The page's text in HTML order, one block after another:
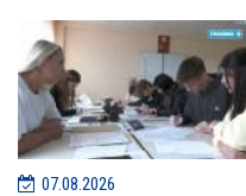
07.08.2026